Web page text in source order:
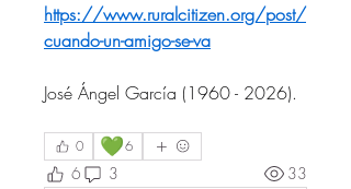
https://www.ruralcitizen.org/post/
cuando-un-amigo-se-va
José Ángel García (1960 - 2026).
0 💚6
6 3 33